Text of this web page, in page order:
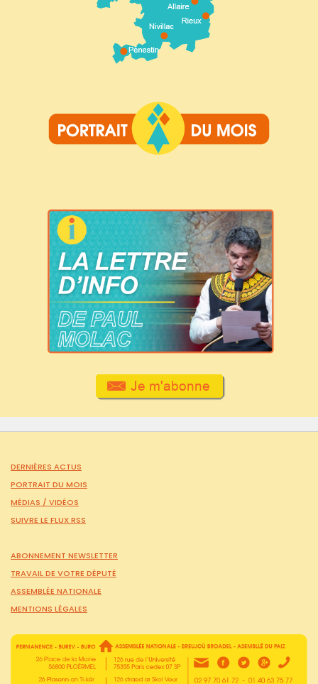
DERNIÈRES ACTUS
PORTRAIT DU MOIS
MÉDIAS / VIDÉOS
SUIVRE LE FLUX RSS
ABONNEMENT NEWSLETTER
TRAVAIL DE VOTRE DÉPUTÉ
ASSEMBLÉE NATIONALE
MENTIONS LÉGALES